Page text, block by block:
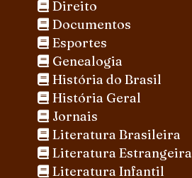
Direito
Documentos
Esportes
Genealogia
História do Brasil
História Geral
Jornais
Literatura Brasileira
Literatura Estrangeira
Literatura Infantil